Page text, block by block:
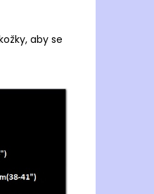
aby se